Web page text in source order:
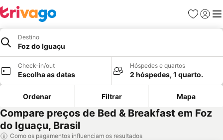
Favoritos
Iniciar
Destino
Foz do Iguaçu
Check-in/out
Escolha as datas
Hóspedes e quartos
2 hóspedes, 1 quarto.
Ordenar Filtrar Mapa
Compare preços de Bed & Breakfast em Foz
do Iguaçu, Brasil
Como os pagamentos influenciam os resultados